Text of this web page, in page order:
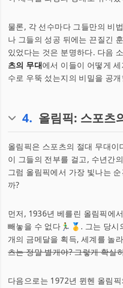
물론, 각 선수마다 그들만의 비
나 그들의 성공 뒤에는 끈질긴
있었다는 것은 분명하다. 다음
츠의 무대에서 이들이 어떻게
수로 우뚝 섰는지의 비밀을 공
4. 올림픽: 스포츠
올림픽은 스포츠의 절대 무대
이 그들의 전부를 걸고, 수년간
그럼 올림픽에서 가장 빛나는
까?
먼저, 1936년 베를린 올림픽에
빼놓을 수 없다🏃‍♂️🥇. 그는 당
개의 금메달을 획득, 세계를 놀
츠는 정말 별개야? 그렇게 확실
다음으로는 1972년 뮌헨 올림